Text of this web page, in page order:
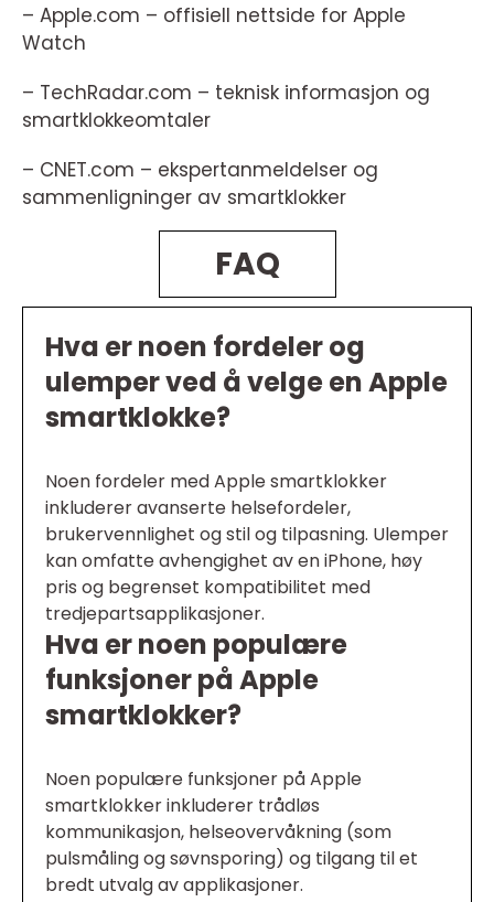
– Apple.com – offisiell nettside for Apple
Watch
– TechRadar.com – teknisk informasjon og
smartklokkeomtaler
– CNET.com – ekspertanmeldelser og
sammenligninger av smartklokker
FAQ
Hva er noen fordeler og
ulemper ved å velge en Apple
smartklokke?
Noen fordeler med Apple smartklokker
inkluderer avanserte helsefordeler,
brukervennlighet og stil og tilpasning. Ulemper
kan omfatte avhengighet av en iPhone, høy
pris og begrenset kompatibilitet med
tredjepartsapplikasjoner.
Hva er noen populære
funksjoner på Apple
smartklokker?
Noen populære funksjoner på Apple
smartklokker inkluderer trådløs
kommunikasjon, helseovervåkning (som
pulsmåling og søvnsporing) og tilgang til et
bredt utvalg av applikasjoner.